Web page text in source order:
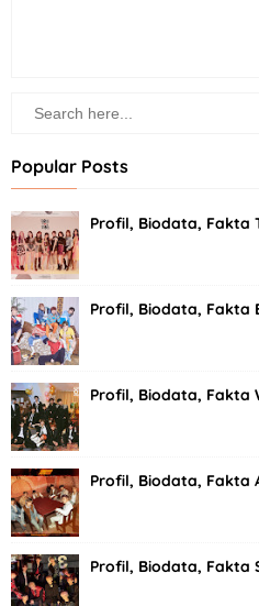
Popular Posts
Profil, Biodata, Fakta
Profil, Biodata, Fakta
Profil, Biodata, Fakta
Profil, Biodata, Fakta
Profil, Biodata, Fakta